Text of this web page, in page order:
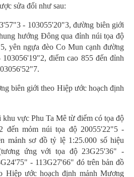
sửa đổi như sau:
- 103055'20"3, đường biên giới
hướng Đông qua đỉnh núi tọa độ
yên ngựa đèo Co Mun cạnh đường
điểm cao 855 đến đỉnh
biên giới theo Hiệp ước hoạch định
vực Phu Ta Mê từ điểm có tọa độ
đến mỏm núi tọa độ 20055'22"5 -
mảnh sơ đồ tỷ lệ 1:25.000 số hiệu
ứng với tọa độ 23G25'36" -
- 113G27'66" đó trên bản đồ
Hiệp ước hoạch định mảnh Mương